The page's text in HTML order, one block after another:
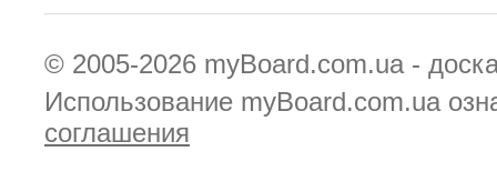
© 2005-2026 myBoard.com.ua -
Использование myBoard.com.ua
соглашения